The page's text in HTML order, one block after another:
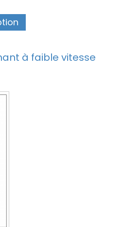
à faible vitesse